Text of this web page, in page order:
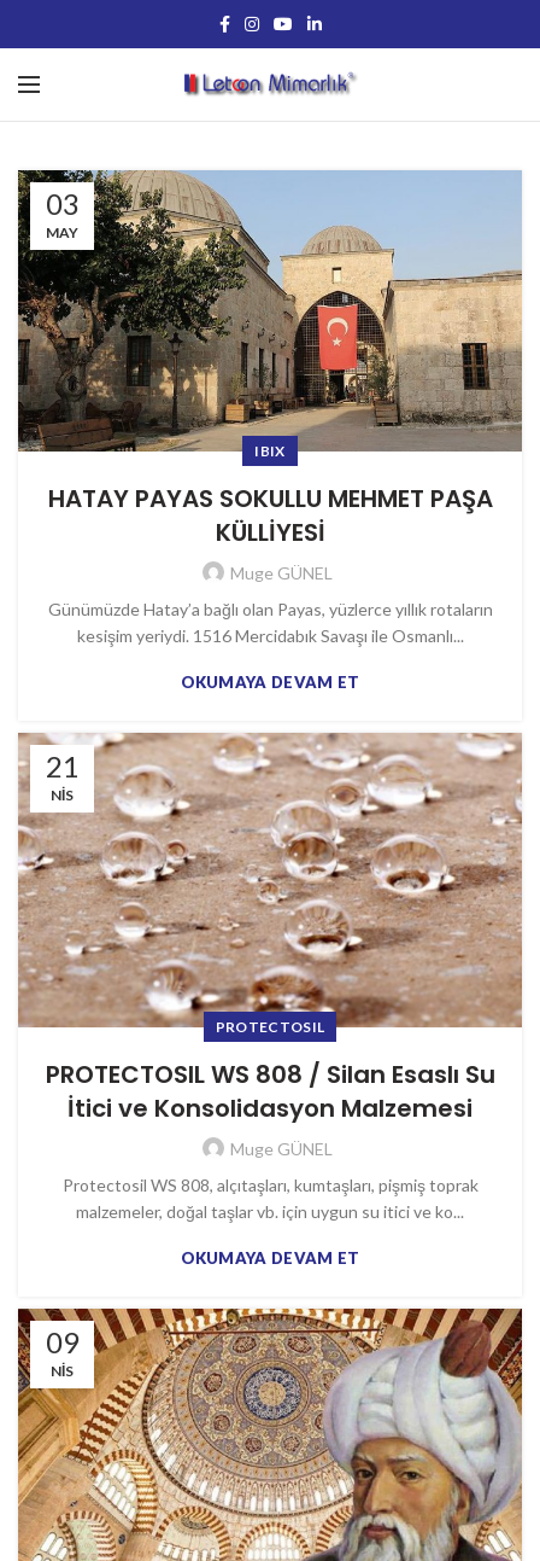
03
MAY
IBIX
HATAY PAYAS SOKULLU MEHMET PAŞA
KÜLLİYESİ
Muge GÜNEL
Günümüzde Hatay’a bağlı olan Payas, yüzlerce yıllık rotaların
kesişim yeriydi. 1516 Mercidabık Savaşı ile Osmanlı...
OKUMAYA DEVAM ET
21
NIS
PROTECTOSIL
PROTECTOSIL WS 808 / Silan Esaslı Su
İtici ve Konsolidasyon Malzemesi
Muge GÜNEL
Protectosil WS 808, alçıtaşları, kumtaşları, pişmiş toprak
malzemeler, doğal taşlar vb. için uygun su itici ve ko...
OKUMAYA DEVAM ET
09
NIS